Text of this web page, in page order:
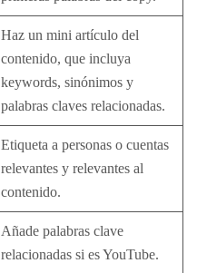
Haz un mini artículo del
contenido, que incluya
keywords, sinónimos y
palabras claves relacionadas.
Etiqueta a personas o cuentas
relevantes y relevantes al
contenido.
Añade palabras clave
relacionadas si es YouTube.